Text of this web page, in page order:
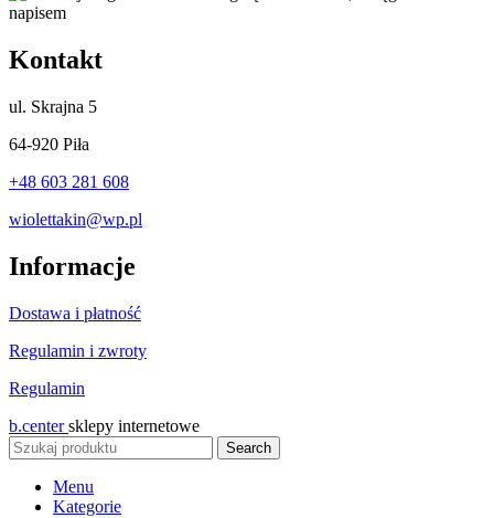
Kontakt
ul. Skrajna 5
64-920 Piła
+48 603 281 608
wiolettakin@wp.pl
Informacje
Dostawa i płatność
Regulamin i zwroty
Regulamin
b.centersklepy internetowe
Search
Menu
Kategorie